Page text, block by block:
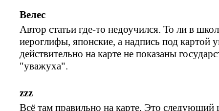
Велес
Автор статьи где-то недоучился. То ли в
иероглифы, японские, а надпись под картой
действительно на карте не показаны
"уважуха".
zzz
Всё там правильно на карте. Это